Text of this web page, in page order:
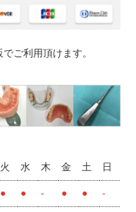
ご利用頂けます。
火 水 木 金 土 日
● ● - ● ● -